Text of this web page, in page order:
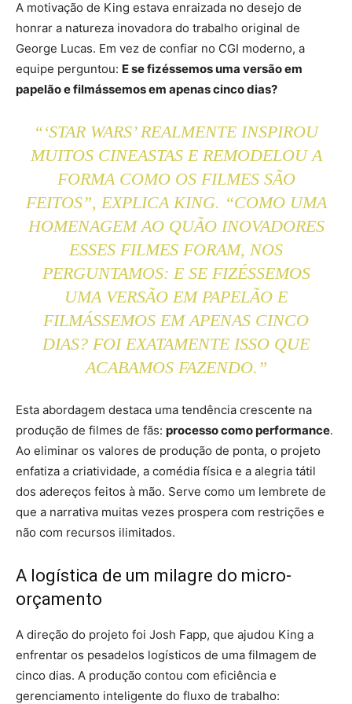
A motivação de King estava enraizada no desejo de
honrar a natureza inovadora do trabalho original de
George Lucas. Em vez de confiar no CGI moderno, a
equipe perguntou: E se fizéssemos uma versão em
papelão e filmássemos em apenas cinco dias?
“‘STAR WARS’ REALMENTE INSPIROU
MUITOS CINEASTAS E REMODELOU A
FORMA COMO OS FILMES SÃO
FEITOS”, EXPLICA KING. “COMO UMA
HOMENAGEM AO QUÃO INOVADORES
ESSES FILMES FORAM, NOS
PERGUNTAMOS: E SE FIZÉSSEMOS
UMA VERSÃO EM PAPELÃO E
FILMÁSSEMOS EM APENAS CINCO
DIAS? FOI EXATAMENTE ISSO QUE
ACABAMOS FAZENDO.”
Esta abordagem destaca uma tendência crescente na
produção de filmes de fãs: processo como performance.
Ao eliminar os valores de produção de ponta, o projeto
enfatiza a criatividade, a comédia física e a alegria tátil
dos adereços feitos à mão. Serve como um lembrete de
que a narrativa muitas vezes prospera com restrições e
não com recursos ilimitados.
A logística de um milagre do micro-
orçamento
A direção do projeto foi Josh Fapp, que ajudou King a
enfrentar os pesadelos logísticos de uma filmagem de
cinco dias. A produção contou com eficiência e
gerenciamento inteligente do fluxo de trabalho: